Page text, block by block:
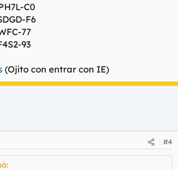
C0
F6
77
93
(Ojito con entrar con IE)
#4